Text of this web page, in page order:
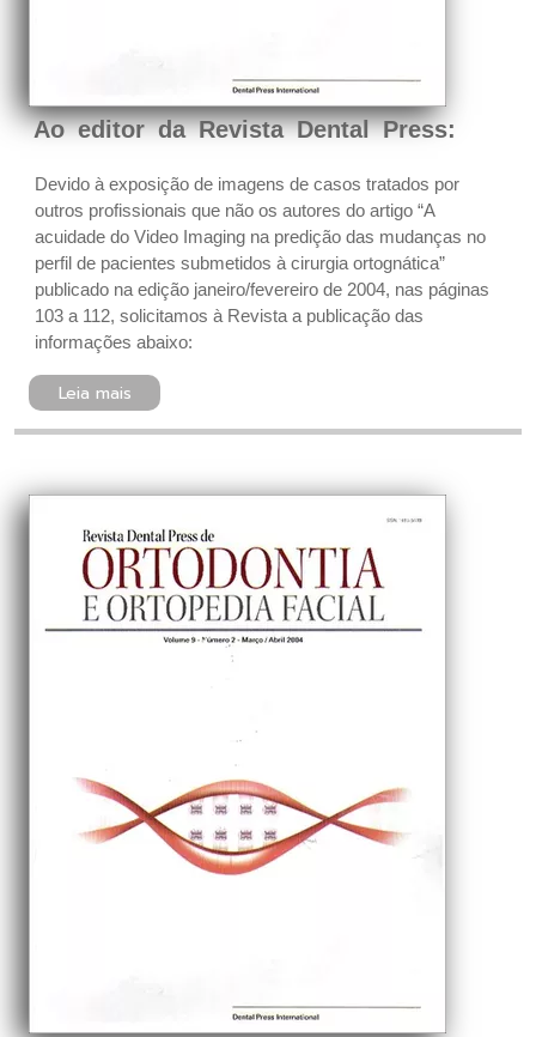
Ao editor da Revista Dental Press:
Devido à exposição de imagens de casos tratados por
outros profissionais que não os autores do artigo “A
acuidade do Video Imaging na predição das mudanças no
perfil de pacientes submetidos à cirurgia ortognática”
publicado na edição janeiro/fevereiro de 2004, nas páginas
103 a 112, solicitamos à Revista a publicação das
informações abaixo:
Leia mais